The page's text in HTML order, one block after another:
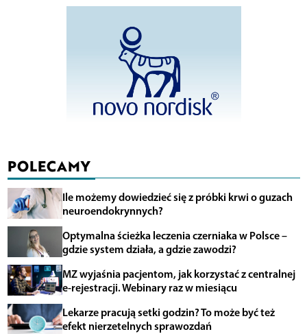
POLECAMY
Ile możemy dowiedzieć się z próbki krwi o guzach
neuroendokrynnych?
Optymalna ścieżka leczenia czerniaka w Polsce –
gdzie system działa, a gdzie zawodzi?
MZ wyjaśnia pacjentom, jak korzystać z centralnej
e-rejestracji. Webinary raz w miesiącu
Lekarze pracują setki godzin? To może być też
efekt nierzetelnych sprawozdań